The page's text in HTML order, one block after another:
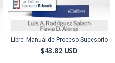
Libro: Manual de Proceso Sucesorio
$43.82 USD